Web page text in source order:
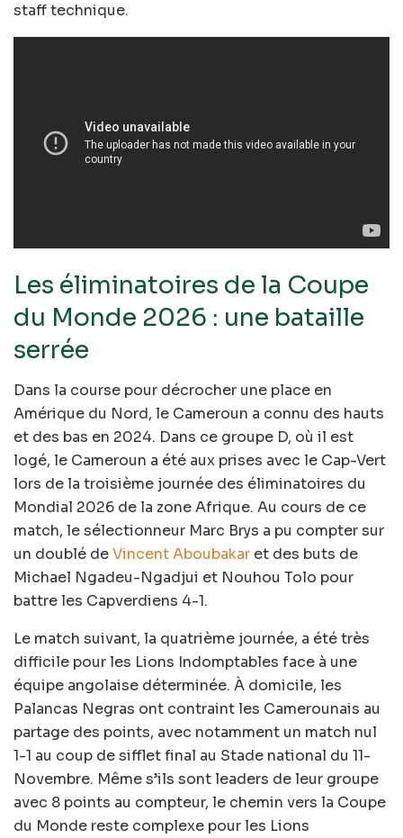
staff technique.
Les éliminatoires de la Coupe
du Monde 2026 : une bataille
serrée
Dans la course pour décrocher une place en
Amérique du Nord, le Cameroun a connu des hauts
et des bas en 2024. Dans ce groupe D, où il est
logé, le Cameroun a été aux prises avec le Cap-Vert
lors de la troisième journée des éliminatoires du
Mondial 2026 de la zone Afrique. Au cours de ce
match, le sélectionneur Marc Brys a pu compter sur
un doublé deVincent Aboubakar et des buts de
Michael Ngadeu-Ngadjui et Nouhou Tolo pour
battre les Capverdiens 4-1.
Le match suivant, la quatrième journée, a été très
difficile pour les Lions Indomptables face à une
équipe angolaise déterminée. À domicile, les
Palancas Negras ont contraint les Camerounais au
partage des points, avec notamment un match nul
1-1 au coup de sifflet final au Stade national du 11-
Novembre. Même s’ils sont leaders de leur groupe
avec 8 points au compteur, le chemin vers la Coupe
du Monde reste complexe pour les Lions